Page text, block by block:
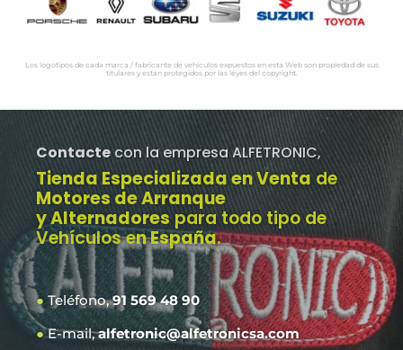
Los logotipos de cada marca / fabricante de vehículos expuestos en esta Web son propiedad de sus
titulares y están protegidos por las leyes del copyright.
Contacte con la empresa ALFETRONIC,
Tienda Especializada en Venta de
Motores de Arranque
y Alternadores para todo tipo de
Vehículos en España.
●Teléfono,91 569 48 90
●E-mail,alfetronic@alfetronicsa.com